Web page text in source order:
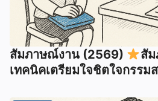
สัมภาษณ์งาน (2569)
สั
เทคนิคเตรียมใจชิตใจกรรมส